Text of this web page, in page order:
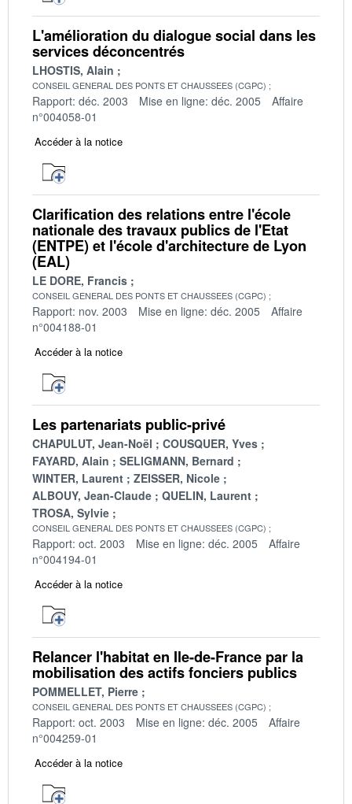
L'amélioration du dialogue social dans les
services déconcentrés
LHOSTIS, Alain
CONSEIL GENERAL DES PONTS ET CHAUSSEES (CGPC)
Rapport: déc. 2003 Mise en ligne: déc. 2005
Affaire
n°004058-01
Accéder à la notice
Clarification des relations entre l'école
nationale des travaux publics de l'Etat
(ENTPE) et l'école d'architecture de Lyon
(EAL)
LE DORE, Francis
CONSEIL GENERAL DES PONTS ET CHAUSSEES (CGPC)
Rapport: nov. 2003 Mise en ligne: déc. 2005
Affaire
n°004188-01
Accéder à la notice
Les partenariats public-privé
CHAPULUT, Jean-Noël
COUSQUER, Yves
FAYARD, Alain
SELIGMANN, Bernard
WINTER, Laurent
ZEISSER, Nicole
ALBOUY, Jean-Claude
QUELIN, Laurent
TROSA, Sylvie
CONSEIL GENERAL DES PONTS ET CHAUSSEES (CGPC)
Rapport: oct. 2003 Mise en ligne: déc. 2005
Affaire
n°004194-01
Accéder à la notice
Relancer l'habitat en Ile-de-France par la
mobilisation des actifs fonciers publics
POMMELLET, Pierre
CONSEIL GENERAL DES PONTS ET CHAUSSEES (CGPC)
Rapport: oct. 2003 Mise en ligne: déc. 2005
Affaire
n°004259-01
Accéder à la notice